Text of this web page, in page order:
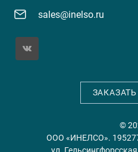
sales@inelso.ru
©
ООО «ИНЕЛСО».